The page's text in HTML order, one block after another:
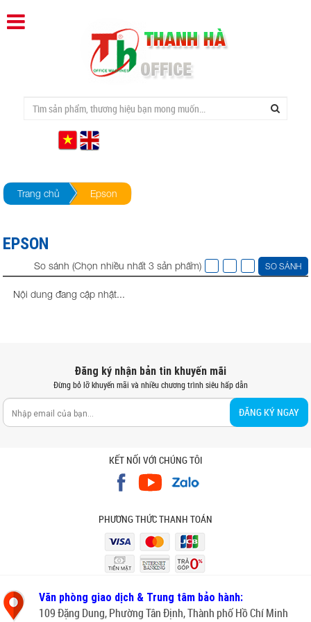
Trang chủ Epson
EPSON
So sánh (Chọn nhiều nhất 3 sản phẩm) SO SÁNH
Nội dung đang cập nhật...
Đăng ký nhận bản tin khuyến mãi
Đừng bỏ lỡ khuyến mãi và nhiều chương trình siêu hấp dẫn
ĐĂNG KÝ NGAY
KẾT NỐI VỚI CHÚNG TÔI
PHƯƠNG THỨC THANH TOÁN
Văn phòng giao dịch & Trung tâm bảo hành:
109 Đặng Dung, Phường Tân Định, Thành phố Hồ Chí Minh